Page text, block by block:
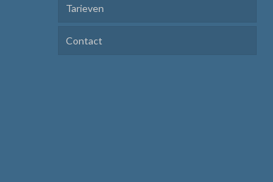
Ik Leer Leren
Plannen en uitvoeren
Tarieven
Contact